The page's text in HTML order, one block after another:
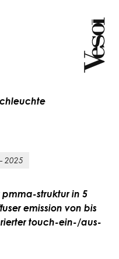
2025
struktur in 5
emission von bis
touch-ein-/aus-